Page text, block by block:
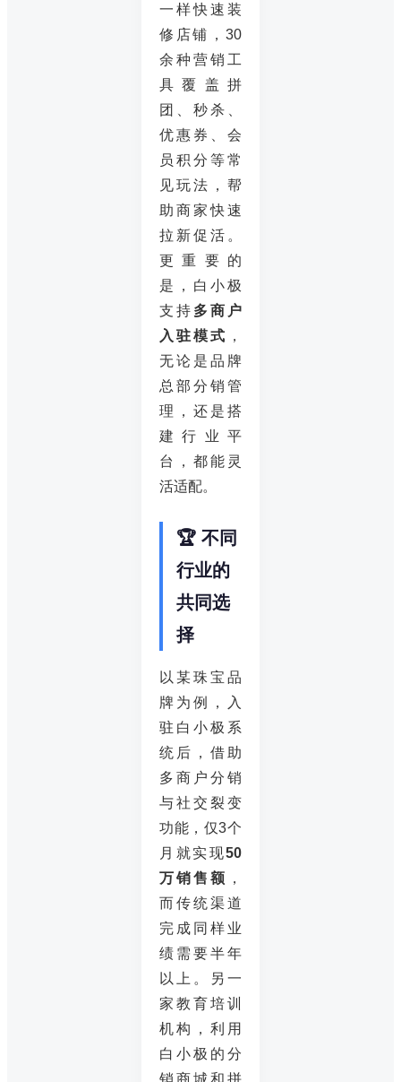
一样快速装
修店铺，30
余种营销工
具覆盖拼
团、秒杀、
优惠券、会
员积分等常
见玩法，帮
助商家快速
拉新促活。
更重要的
是，白小极
支持 多商户
入驻模式 ，
无论是品牌
总部分销管
理，还是搭
建行业平
台，都能灵
活适配。
🏆 不同
行业的
共同选
择
以某珠宝品
牌为例，入
驻白小极系
统后，借助
多商户分销
与社交裂变
功能，仅3个
月就实现50
万销售额 ，
而传统渠道
完成同样业
绩需要半年
以上。另一
家教育培训
机构，利用
白小极的分
销商城和拼